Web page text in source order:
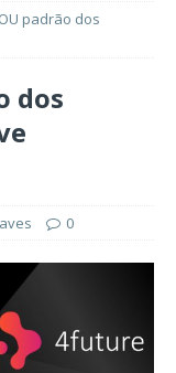
padrão dos
dos
0